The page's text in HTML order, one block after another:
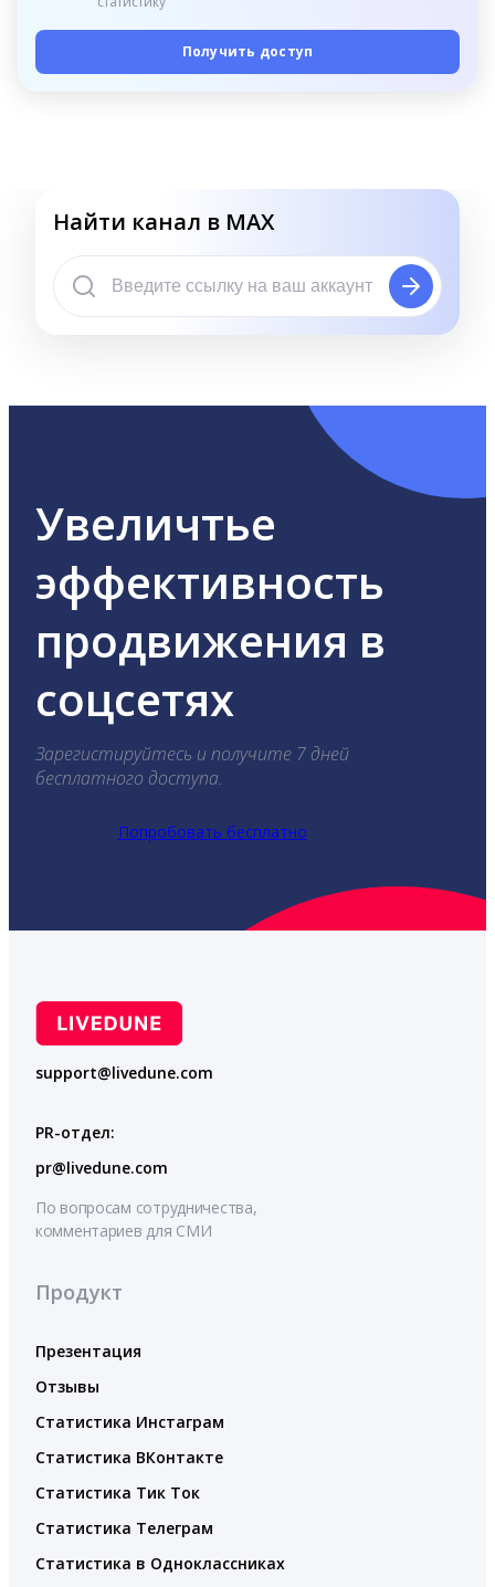
Получить доступ
Найти канал в MAX
Увеличтье
эффективность
продвижения в
соцсетях
Зарегистируйтесь и получите 7 дней
бесплатного доступа.
Попробовать бесплатно
support@livedune.com
PR-отдел:
pr@livedune.com
По вопросам сотрудничества,
комментариев для СМИ
Продукт
Презентация
Отзывы
Статистика Инстаграм
Статистика ВКонтакте
Статистика Тик Ток
Статистика Телеграм
Статистика в Одноклассниках